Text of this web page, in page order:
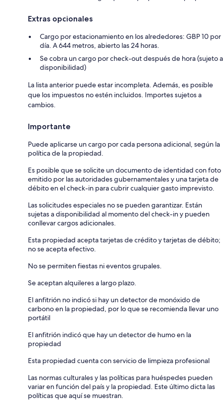
Extras opcionales
Cargo por estacionamiento en los alrededores: GBP 10 por
día. A 644 metros, abierto las 24 horas.
Se cobra un cargo por check-out después de hora (sujeto a
disponibilidad)
La lista anterior puede estar incompleta. Además, es posible
que los impuestos no estén incluidos. Importes sujetos a
cambios.
Importante
Puede aplicarse un cargo por cada persona adicional, según la
política de la propiedad.
Es posible que se solicite un documento de identidad con foto
emitido por las autoridades gubernamentales y una tarjeta de
débito en el check-in para cubrir cualquier gasto imprevisto.
Las solicitudes especiales no se pueden garantizar. Están
sujetas a disponibilidad al momento del check-in y pueden
conllevar cargos adicionales.
Esta propiedad acepta tarjetas de crédito y tarjetas de débito;
no se acepta efectivo.
No se permiten fiestas ni eventos grupales.
Se aceptan alquileres a largo plazo.
El anfitrión no indicó si hay un detector de monóxido de
carbono en la propiedad, por lo que se recomienda llevar uno
portátil
El anfitrión indicó que hay un detector de humo en la
propiedad
Esta propiedad cuenta con servicio de limpieza profesional
Las normas culturales y las políticas para huéspedes pueden
variar en función del país y la propiedad. Este último dicta las
políticas que aquí se muestran.